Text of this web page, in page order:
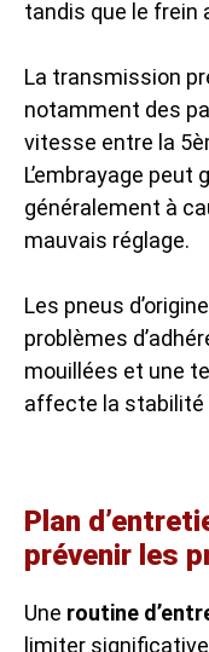
tandis que le frein
La transmission
notamment des
vitesse entre la
L’embrayage peut
généralement à
mauvais réglage.
Les pneus
problèmes
mouillées et une
affecte la stabilité
Plan
prévenir les
Une routine
limiter